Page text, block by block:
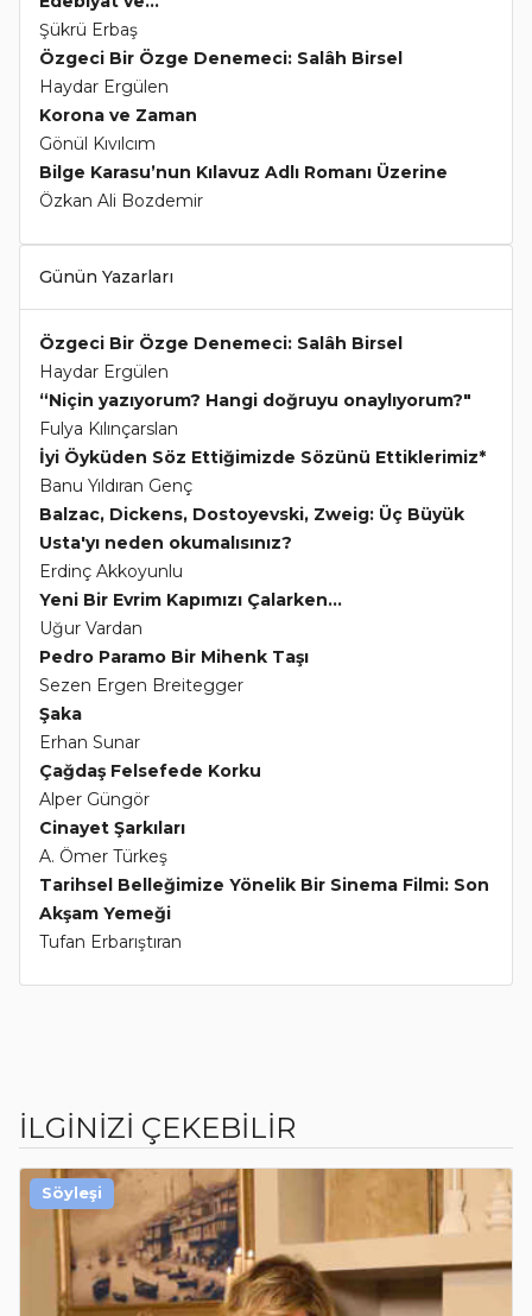
Şükrü Erbaş
Özgeci Bir Özge Denemeci: Salâh Birsel
Haydar Ergülen
Korona ve Zaman
Gönül Kıvılcım
Bilge Karasu’nun Kılavuz Adlı Romanı Üzerine
Özkan Ali Bozdemir
Günün Yazarları
Özgeci Bir Özge Denemeci: Salâh Birsel
Haydar Ergülen
“Niçin yazıyorum? Hangi doğruyu onaylıyorum?"
Fulya Kılınçarslan
İyi Öyküden Söz Ettiğimizde Sözünü Ettiklerimiz*
Banu Yıldıran Genç
Balzac, Dickens, Dostoyevski, Zweig: Üç Büyük
Usta'yı neden okumalısınız?
Erdinç Akkoyunlu
Yeni Bir Evrim Kapımızı Çalarken...
Uğur Vardan
Pedro Paramo Bir Mihenk Taşı
Sezen Ergen Breitegger
Şaka
Erhan Sunar
Çağdaş Felsefede Korku
Alper Güngör
Cinayet Şarkıları
A. Ömer Türkeş
Tarihsel Belleğimize Yönelik Bir Sinema Filmi: Son
Akşam Yemeği
Tufan Erbarıştıran
İLGİNİZİ ÇEKEBİLİR
Söyleşi